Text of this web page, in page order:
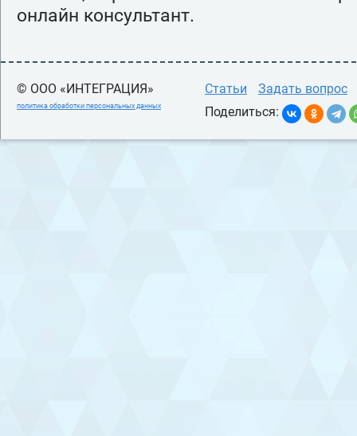
онлайн консультант.
© ООО «ИНТЕГРАЦИЯ»
политика обработки персональных данных
Статьи
Задать вопрос
Поделиться: